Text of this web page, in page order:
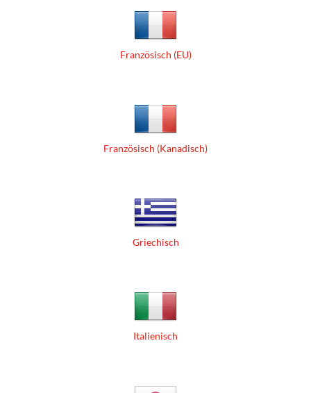
Französisch (EU)
Französisch (Kanadisch)
Griechisch
Italienisch